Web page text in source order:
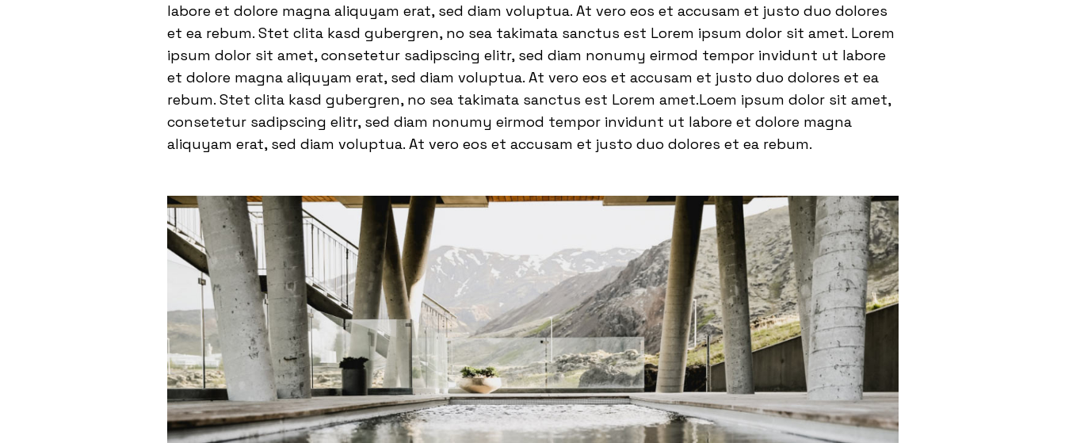
labore et dolore magna aliquyam erat, sed diam voluptua. At vero eos et accusam et justo duo dolores
et ea rebum. Stet clita kasd gubergren, no sea takimata sanctus est Lorem ipsum dolor sit amet. Lorem
ipsum dolor sit amet, consetetur sadipscing elitr, sed diam nonumy eirmod tempor invidunt ut labore
et dolore magna aliquyam erat, sed diam voluptua. At vero eos et accusam et justo duo dolores et ea
rebum. Stet clita kasd gubergren, no sea takimata sanctus est Lorem amet.Loem ipsum dolor sit amet,
consetetur sadipscing elitr, sed diam nonumy eirmod tempor invidunt ut labore et dolore magna
aliquyam erat, sed diam voluptua. At vero eos et accusam et justo duo dolores et ea rebum.